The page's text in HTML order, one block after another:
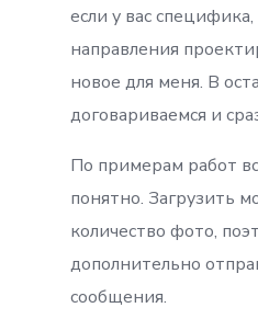
если у вас
направления
новое для меня. В
договариваемся и
По примерам работ
понятно. Загрузить
количество фото,
дополнительно
сообщения.